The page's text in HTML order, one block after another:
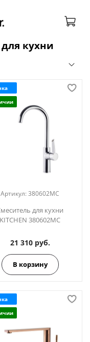
кухни
Артикул:380602MC
для кухни
KITCHEN 380602MC
21 310 руб.
В корзину